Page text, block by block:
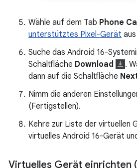
Wähle auf dem Tab Phone
unterstütztes Pixel-Gerät
Suche das Android 16-
Schaltfläche Download
.
dann auf die Schaltfläche
Nimm die anderen
(Fertigstellen).
Kehre zur Liste der virtuellen
virtuelles Android 16-Gerät
Virtuelles Gerät einrichten